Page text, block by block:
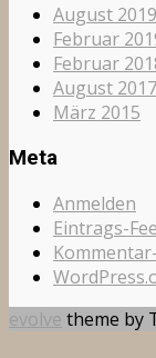
August 2019
Februar
Februar
August 2017
März 2015
Meta
Anmelden
Eintrags-
evolve theme by